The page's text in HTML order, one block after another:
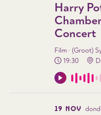
Harry
Concert
Film · (Groot)
19:30
19 NOV